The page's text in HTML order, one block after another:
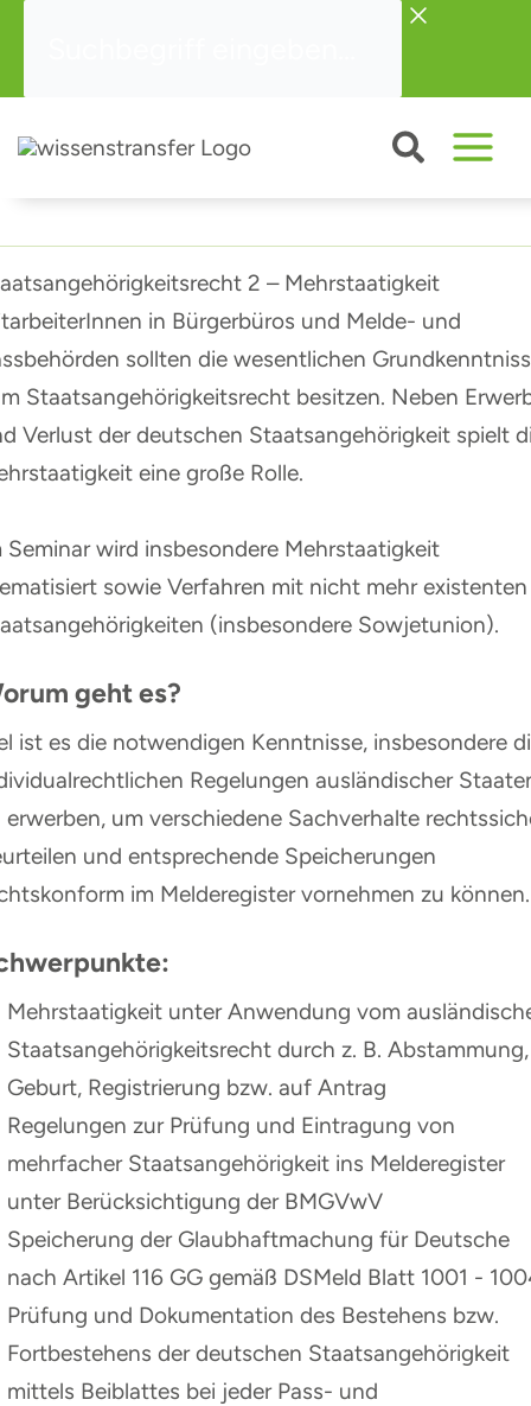
springen
2 – Mehrstaatigkeit
in Bürgerbüros und Melde- und
sollten die wesentlichen
Staatsangehörigkeitsrecht besitzen. Neben
Verlust der deutschen Staatsangehörigkeit spielt
eine große Rolle.
Seminar wird insbesondere Mehrstaatigkeit
sowie Verfahren mit nicht mehr existenten
(insbesondere Sowjetunion).
geht es?
ist es die notwendigen Kenntnisse, insbesondere
Regelungen ausländischer
erwerben, um verschiedene Sachverhalte
und entsprechende Speicherungen
im Melderegister vornehmen zu können.
Mehrstaatigkeit unter Anwendung vom
Staatsangehörigkeitsrecht durch z. B. Abstammung,
Geburt, Registrierung bzw. auf Antrag
Regelungen zur Prüfung und Eintragung von
mehrfacher Staatsangehörigkeit ins Melderegister
unter Berücksichtigung der BMGVwV
Speicherung der Glaubhaftmachung für Deutsche
nach Artikel 116 GG gemäß DSMeld Blatt 1001 -
Prüfung und Dokumentation des Bestehens bzw.
Fortbestehens der deutschen Staatsangehörigkeit
mittels Beiblattes bei jeder Pass- und